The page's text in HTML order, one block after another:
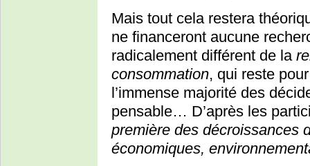
Mais tout cela restera
ne financeront aucune
radicalement différent de la
consommation, qui reste
l’immense majorité des
pensable… D’après les
première des décroissances
économiques,